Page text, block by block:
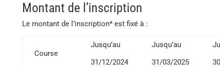
Montant de l’inscription
Le montant de l’inscription* est fixé à :
Course
Jusqu’au
31/12/2024
Jusqu’au
31/03/2025